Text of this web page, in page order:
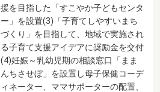
援を目指した「すこやか子どもセンタ
ー」を設置(3)「子育てしやすいまち
づくり」を目指して、地域で実施され
る子育て支援アイデアに奨励金を交付
(4)妊娠～乳幼児期の相談窓口「まま
んちさせぼ」を設置し母子保健コーデ
ィネーター、ママサポーターの配置、